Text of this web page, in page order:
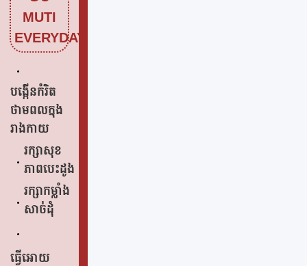
MUTI
EVERYDAY
បង្កើនកំរិត
ថាមពលក្នុង
រាងកាយ
រក្សាសុខ
ភាពបេះដូង
រក្សាកម្លាំង
សាច់ដុំ
ធ្វើអោយ